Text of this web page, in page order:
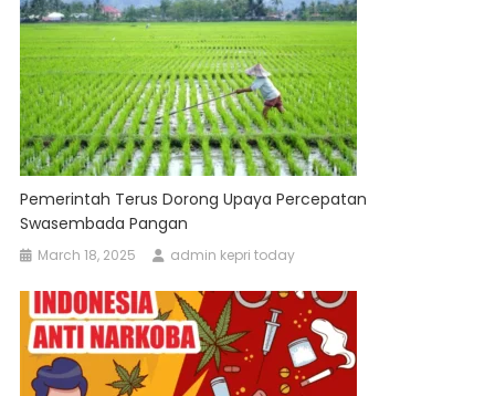
Pemerintah Terus Dorong Upaya Percepatan
Swasembada Pangan
March 18, 2025 admin kepri today